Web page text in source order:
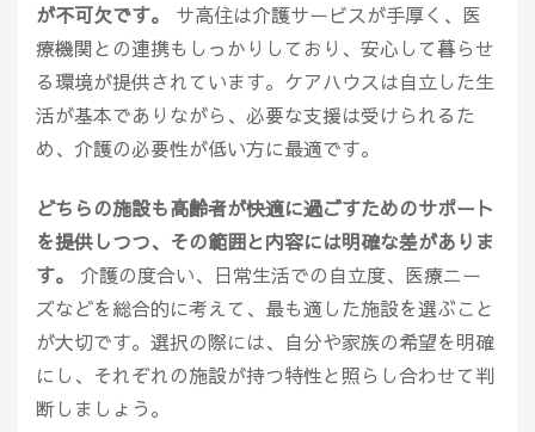
が不可欠です。
サ高住は介護サービスが手厚く、医
療機関との連携もしっかりしており、安心して暮らせ
る環境が提供されています。ケアハウスは自立した生
活が基本でありながら、必要な支援は受けられるた
め、介護の必要性が低い方に最適です。
どちらの施設も高齢者が快適に過ごすためのサポート
を提供しつつ、その範囲と内容には明確な差がありま
す。
介護の度合い、日常生活での自立度、医療ニー
ズなどを総合的に考えて、最も適した施設を選ぶこと
が大切です。選択の際には、自分や家族の希望を明確
にし、それぞれの施設が持つ特性と照らし合わせて判
断しましょう。